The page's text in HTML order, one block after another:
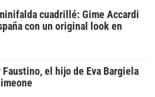
cuadrillé: Gime Accardi
con un original look en
el hijo de Eva Bargiela